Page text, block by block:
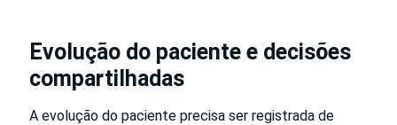
Evolução do paciente e decisões
compartilhadas
A evolução do paciente precisa ser registrada de